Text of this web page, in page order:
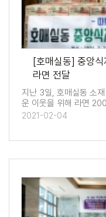
[호매실동] 중앙식
라면 전달
지난 3일, 호매실동 소
운 이웃을 위해 라면
2021-02-04